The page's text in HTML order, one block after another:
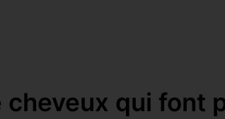
cheveux qui font